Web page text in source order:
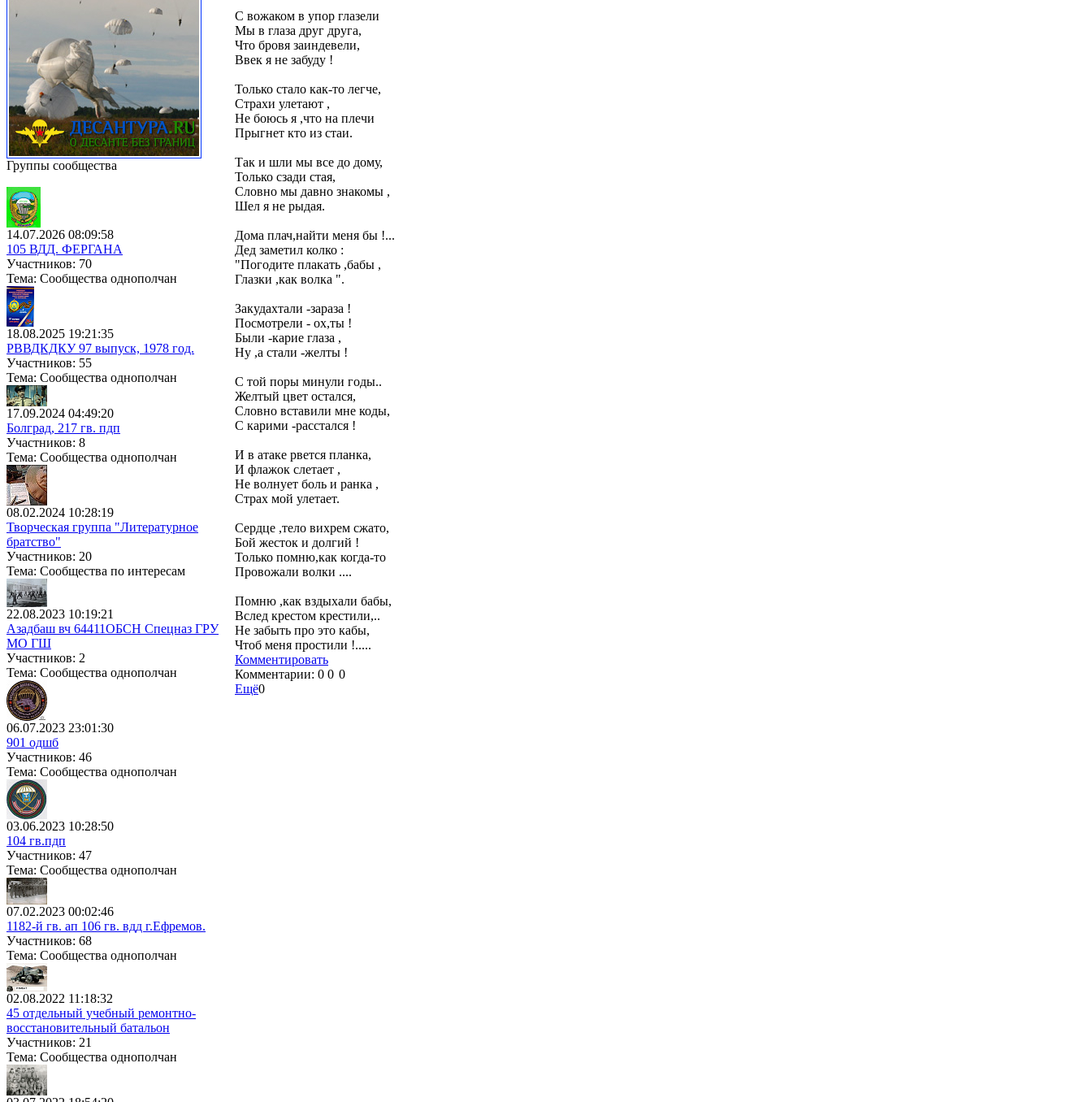
Группы сообщества
14.07.2026 08:09:58
105 ВДД. ФЕРГАНА
Участников: 70
Тема: Сообщества однополчан
18.08.2025 19:21:35
РВВДКДКУ 97 выпуск, 1978 год.
Участников: 55
Тема: Сообщества однополчан
17.09.2024 04:49:20
Болград, 217 гв. пдп
Участников: 8
Тема: Сообщества однополчан
08.02.2024 10:28:19
Творческая группа "Литературное
братство"
Участников: 20
Тема: Сообщества по интересам
22.08.2023 10:19:21
Азадбаш вч 64411ОБСН Спецназ ГРУ
МО ГШ
Участников: 2
Тема: Сообщества однополчан
06.07.2023 23:01:30
901 одшб
Участников: 46
Тема: Сообщества однополчан
03.06.2023 10:28:50
104 гв.пдп
Участников: 47
Тема: Сообщества однополчан
07.02.2023 00:02:46
1182-й гв. ап 106 гв. вдд г.Ефремов.
Участников: 68
Тема: Сообщества однополчан
02.08.2022 11:18:32
45 отдельный учебный ремонтно-
восстановительный батальон
Участников: 21
Тема: Сообщества однополчан
С вожаком в упор глазели
Мы в глаза друг друга,
Что бровя заиндевели,
Ввек я не забуду !
Только стало как-то легче,
Страхи улетают ,
Не боюсь я ,что на плечи
Прыгнет кто из стаи.
Так и шли мы все до дому,
Только сзади стая,
Словно мы давно знакомы ,
Шел я не рыдая.
Дома плач,найти меня бы !...
Дед заметил колко :
"Погодите плакать ,бабы ,
Глазки ,как волка ".
Закудахтали -зараза !
Посмотрели - ох,ты !
Были -карие глаза ,
Ну ,а стали -желты !
С той поры минули годы..
Желтый цвет остался,
Словно вставили мне коды,
С карими -расстался !
И в атаке рвется планка,
И флажок слетает ,
Не волнует боль и ранка ,
Страх мой улетает.
Сердце ,тело вихрем сжато,
Бой жесток и долгий !
Только помню,как когда-то
Провожали волки ....
Помню ,как вздыхали бабы,
Вслед крестом крестили,..
Не забыть про это кабы,
Чтоб меня простили !.....
Комментировать
Комментарии: 0 0 0
Ещё0